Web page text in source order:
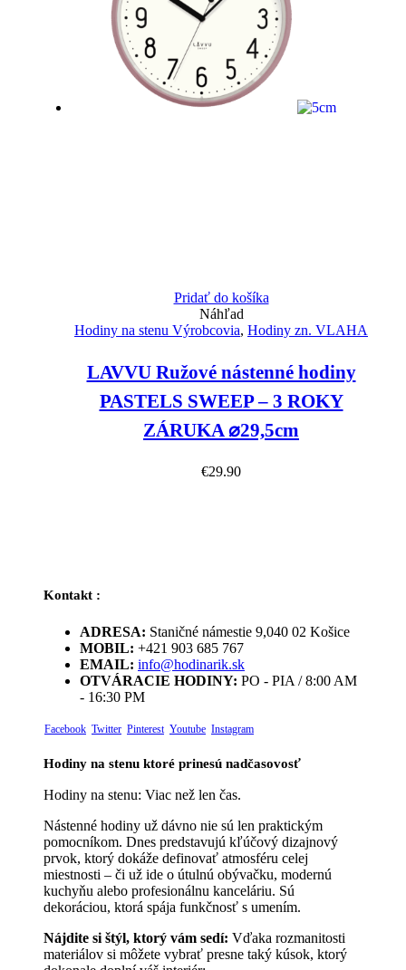
Pridať do košíka
Náhľad
Hodiny na stenu Výrobcovia, Hodiny zn. VLAHA
LAVVU Ružové nástenné hodiny
PASTELS SWEEP – 3 ROKY
ZÁRUKA ⌀29,5cm
€29.90
Kontakt :
ADRESA: Staničné námestie 9,040 02 Košice
MOBIL: +421 903 685 767
EMAIL: info@hodinarik.sk
OTVÁRACIE HODINY: PO - PIA / 8:00 AM
- 16:30 PM
Facebook Twitter Pinterest Youtube Instagram
Hodiny na stenu ktoré prinesú nadčasovosť
Hodiny na stenu: Viac než len čas.
Nástenné hodiny už dávno nie sú len praktickým
pomocníkom. Dnes predstavujú kľúčový dizajnový
prvok, ktorý dokáže definovať atmosféru celej
miestnosti – či už ide o útulnú obývačku, modernú
kuchyňu alebo profesionálnu kanceláriu. Sú
dekoráciou, ktorá spája funkčnosť s umením.
Nájdite si štýl, ktorý vám sedí: Vďaka rozmanitosti
materiálov si môžete vybrať presne taký kúsok, ktorý